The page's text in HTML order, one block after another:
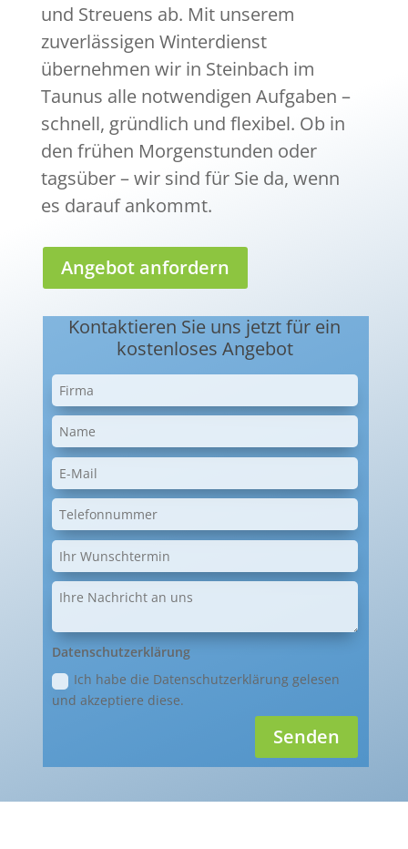
und Streuens ab. Mit unserem
zuverlässigen Winterdienst
übernehmen wir in Steinbach im
Taunus alle notwendigen Aufgaben –
schnell, gründlich und flexibel. Ob in
den frühen Morgenstunden oder
tagsüber – wir sind für Sie da, wenn
es darauf ankommt.
Angebot anfordern
Kontaktieren Sie uns jetzt für ein
kostenloses Angebot
Datenschutzerklärung
Ich habe die Datenschutzerklärung gelesen
und akzeptiere diese.
Senden